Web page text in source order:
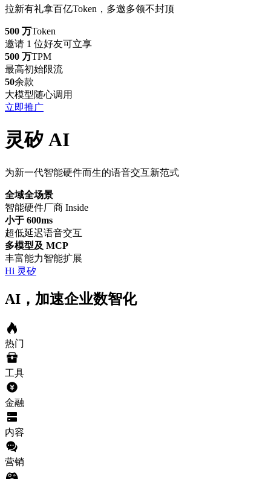
拉新有礼拿百亿Token，多邀多领不封顶
500 万Token
邀请 1 位好友可立享
500 万TPM
最高初始限流
50余款
大模型随心调用
立即推广
灵矽 AI
为新一代智能硬件而生的语音交互新范式
全域全场景
智能硬件厂商 Inside
小于 600ms
超低延迟语音交互
多模型及 MCP
丰富能力智能扩展
Hi 灵矽
AI，加速企业数智化
热门
工具
金融
内容
营销